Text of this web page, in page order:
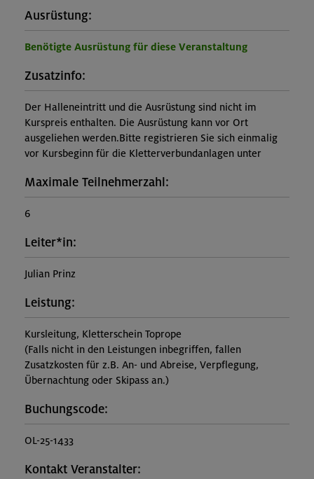
Ausrüstung:
Benötigte Ausrüstung für diese Veranstaltung
Zusatzinfo:
Der Halleneintritt und die Ausrüstung sind nicht im
Kurspreis enthalten. Die Ausrüstung kann vor Ort
ausgeliehen werden.Bitte registrieren Sie sich einmalig
vor Kursbeginn für die Kletterverbundanlagen unter
Maximale Teilnehmerzahl:
6
Leiter*in:
Julian Prinz
Leistung:
Kursleitung, Kletterschein Toprope
(Falls nicht in den Leistungen inbegriffen, fallen
Zusatzkosten für z.B. An- und Abreise, Verpflegung,
Übernachtung oder Skipass an.)
Buchungscode:
OL-25-1433
Kontakt Veranstalter: